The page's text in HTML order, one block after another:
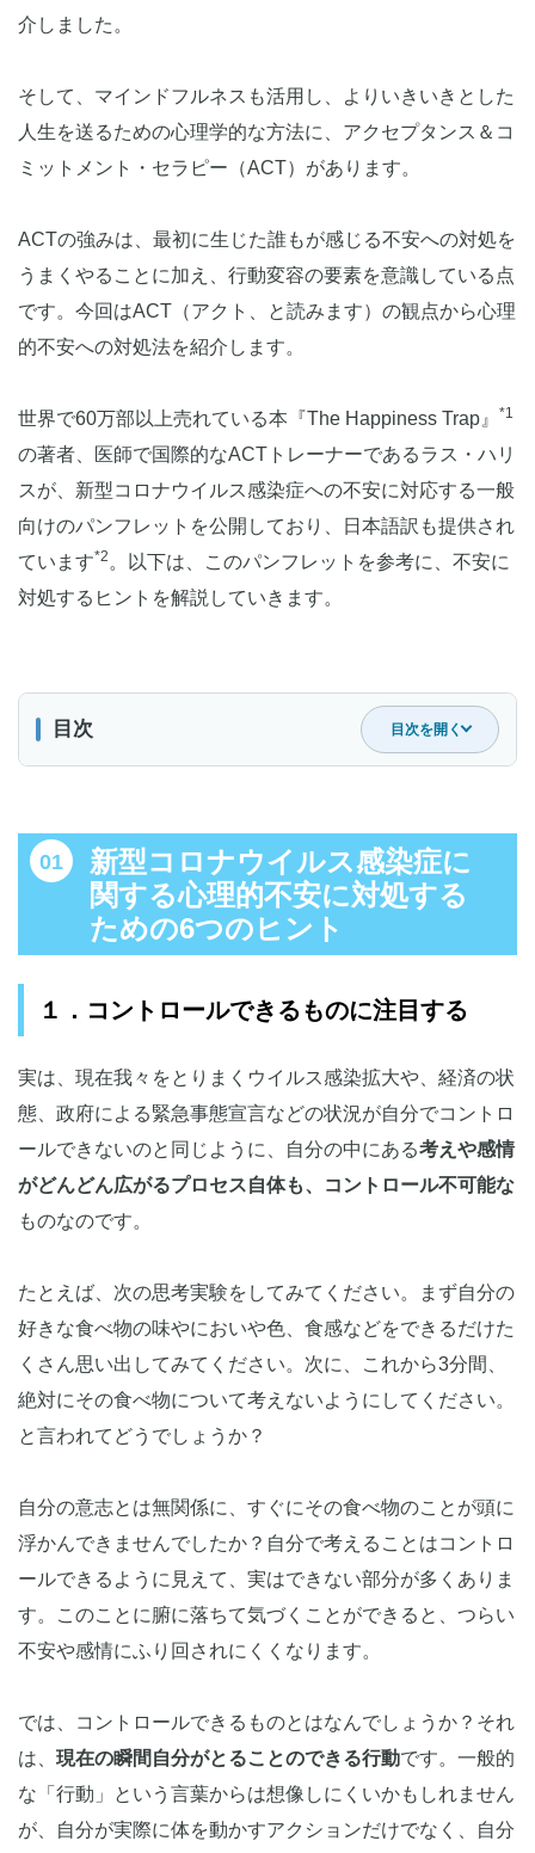
介しました。
そして、マインドフルネスも活用し、よりいきいきとした
人生を送るための心理学的な方法に、アクセプタンス＆コ
ミットメント・セラピー（ACT）があります。
ACTの強みは、最初に生じた誰もが感じる不安への対処を
うまくやることに加え、行動変容の要素を意識している点
です。今回はACT（アクト、と読みます）の観点から心理
的不安への対処法を紹介します。
世界で60万部以上売れている本『The Happiness Trap』 *1
の著者、医師で国際的なACTトレーナーであるラス・ハリ
スが、新型コロナウイルス感染症への不安に対応する一般
向けのパンフレットを公開しており、日本語訳も提供され
ています*2 。以下は、このパンフレットを参考に、不安に
対処するヒントを解説していきます。
目次 目次を開く
るための6つのヒント
１．コントロールできるものに注目する
２．自分の考えや感情を受け容れる
３．自分の身体に注意を向ける
４．自分の行動に集中する
６．自分に優しくする
まとめ
新型コロナウイルス感染症に
関する心理的不安に対処する
ための6つのヒント
１．コントロールできるものに注目する
実は、現在我々をとりまくウイルス感染拡大や、経済の状
態、政府による緊急事態宣言などの状況が自分でコントロ
ールできないのと同じように、自分の中にある考えや感情
がどんどん広がるプロセス自体も、コントロール不可能な
ものなのです。
たとえば、次の思考実験をしてみてください。まず自分の
好きな食べ物の味やにおいや色、食感などをできるだけた
くさん思い出してみてください。次に、これから3分間、
絶対にその食べ物について考えないようにしてください。
と言われてどうでしょうか？
自分の意志とは無関係に、すぐにその食べ物のことが頭に
浮かんできませんでしたか？自分で考えることはコントロ
ールできるように見えて、実はできない部分が多くありま
す。このことに腑に落ちて気づくことができると、つらい
不安や感情にふり回されにくくなります。
では、コントロールできるものとはなんでしょうか？それ
は、 現在の瞬間自分がとることのできる行動です。一般的
な「行動」という言葉からは想像しにくいかもしれません
が、自分が実際に体を動かすアクションだけでなく、自分